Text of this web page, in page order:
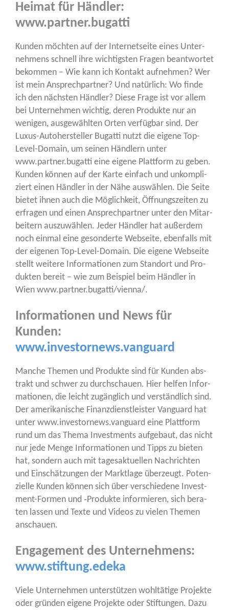
Heimat für Händler:
www.partner.bugatti
Kun­den möch­ten auf der Inter­net­sei­te eines Unter­
neh­mens schnell ihre wich­tigs­ten Fra­gen beant­wor­tet
bekom­men – Wie kann ich Kon­takt auf­neh­men? Wer
ist mein Ansprech­part­ner? Und natür­lich: Wo fin­de
ich den nächs­ten Händ­ler? Die­se Fra­ge ist vor allem
bei Unter­neh­men wich­tig, deren Pro­duk­te nur an
weni­gen, aus­ge­wähl­ten Orten ver­füg­bar sind. Der
Luxus-Auto­her­stel­ler Bug­at­ti nutzt die eige­ne Top-
Level-Domain, um sei­nen Händ­lern unter
www.partner.bugatti eine eige­ne Platt­form zu geben.
Kun­den kön­nen auf der Kar­te ein­fach und unkom­pli­
ziert einen Händ­ler in der Nähe aus­wäh­len. Die Sei­te
bie­tet ihnen auch die Mög­lich­keit, Öff­nungs­zei­ten zu
erfra­gen und einen Ansprech­part­ner unter den Mit­ar­
bei­tern aus­zu­wäh­len. Jeder Händ­ler hat außer­dem
noch ein­mal eine geson­der­te Web­sei­te, eben­falls mit
der eige­nen Top-Level-Domain. Die eige­ne Web­sei­te
stellt wei­te­re Infor­ma­tio­nen zum Stand­ort und Pro­
duk­ten bereit – wie zum Bei­spiel beim Händ­ler in
Wien www.partner.bugatti/vienna/.
Informationen und News für
Kunden:
www.investornews.vanguard
Man­che The­men und Pro­duk­te sind für Kun­den abs­
trakt und schwer zu durch­schau­en. Hier hel­fen Infor­
ma­tio­nen, die leicht zugäng­lich und ver­ständ­lich sind.
Der ame­ri­ka­ni­sche Finanz­dienst­leis­ter Van­guard hat
unter www.investornews.vanguard eine Platt­form
rund um das The­ma Invest­ments auf­ge­baut, das nicht
nur jede Men­ge Infor­ma­tio­nen und Tipps zu bie­ten
hat, son­dern auch mit tages­ak­tu­el­len Nach­rich­ten
und Ein­schät­zun­gen der Markt­la­ge über­zeugt. Poten­
zi­el­le Kun­den kön­nen sich über ver­schie­de­ne Invest­
ment-For­men und ‑Pro­duk­te infor­mie­ren, sich bera­
ten las­sen und Tex­te und Vide­os zu vie­len The­men
anschauen.
Engagement des Unternehmens:
www.stiftung.edeka
Vie­le Unter­neh­men unter­stüt­zen wohl­tä­ti­ge Pro­jek­te
oder grün­den eige­ne Pro­jek­te oder Stif­tun­gen. Dazu